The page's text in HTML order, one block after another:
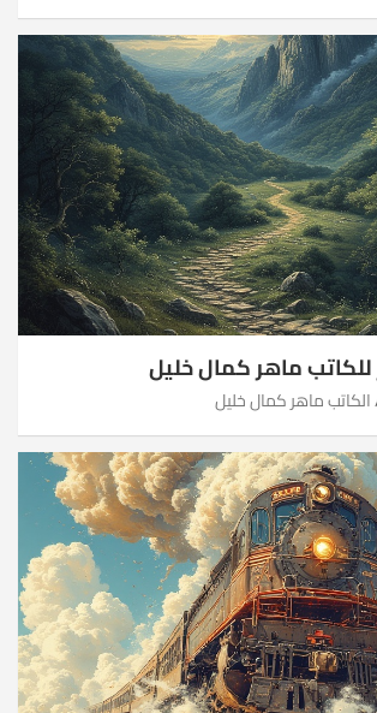
ماهر كمال خليل
الكاتب ماهر كمال خليل